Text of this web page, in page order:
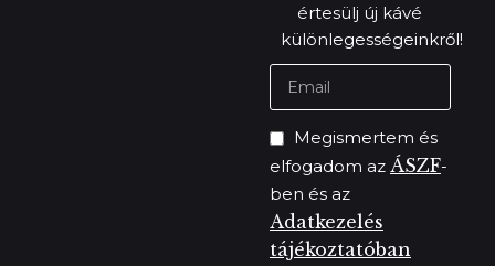
értesülj új kávé
különlegességeinkről!
Megismertem és
elfogadom az ÁSZF-
ben és az
Adatkezelés
tájékoztatóban